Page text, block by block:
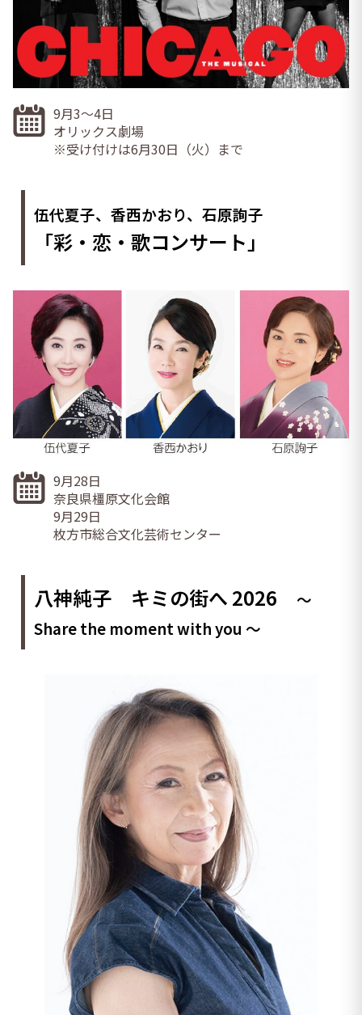
9月3～4日
オリックス劇場
※受け付けは6月30日（火）まで
伍代夏子、香西かおり、石原詢子
「彩・恋・歌コンサート」
9月28日
奈良県橿原文化会館
9月29日
枚方市総合文化芸術センター
八神純子 キミの街へ 2026
～
Share the moment with you ～